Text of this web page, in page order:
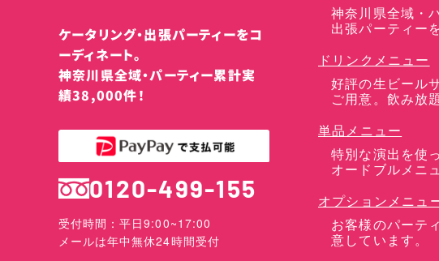
ケータリング・出張パーティーをコ
ーディネート。
神奈川県全域・パーティー累計実
績38,000件！
0120-499-155
受付時間：平日9:00~17:00
メールは年中無休24時間受付
神奈川県全域・
出張パーティー
ドリンクメニュー
好評の生ビール
ご用意。飲み放
単品メニュー
特別な演出を使
オードブルメニ
オプションメニュ
お客様のパーテ
意しています。